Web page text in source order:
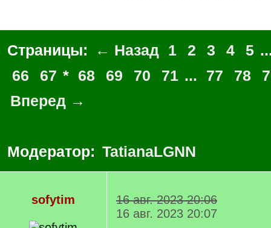
Страницы: ← Назад 1 2 3 4 5
66
67 * 68 69 70 71 ... 77 78
Вперед →
Модератор: TatianaLGNN
sofytim
16 авг. 2023 20:06
16 авг. 2023 20:07